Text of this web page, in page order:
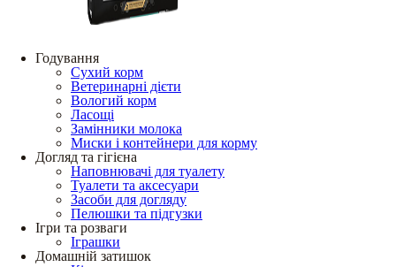
Годування
Сухий корм
Ветеринарні дієти
Вологий корм
Ласощі
Замінники молока
Миски і контейнери для корму
Догляд та гігієна
Наповнювачі для туалету
Туалети та аксесуари
Засоби для догляду
Пелюшки та підгузки
Ігри та розваги
Іграшки
Домашній затишок